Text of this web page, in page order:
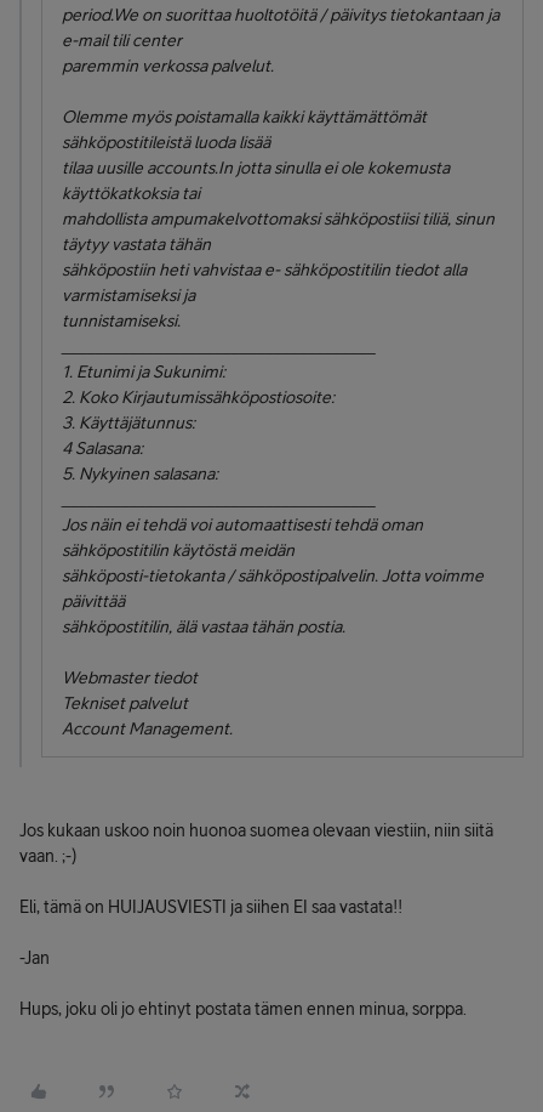
period.We on suorittaa huoltotöitä / päivitys tietokantaan ja
e-mail tili center
paremmin verkossa palvelut.
Olemme myös poistamalla kaikki käyttämättömät
sähköpostitileistä luoda lisää
tilaa uusille accounts.In jotta sinulla ei ole kokemusta
käyttökatkoksia tai
mahdollista ampumakelvottomaksi sähköpostiisi tiliä, sinun
täytyy vastata tähän
sähköpostiin heti vahvistaa e- sähköpostitilin tiedot alla
varmistamiseksi ja
tunnistamiseksi.
1. Etunimi ja Sukunimi:
2. Koko Kirjautumissähköpostiosoite:
3. Käyttäjätunnus:
4 Salasana:
5. Nykyinen salasana:
Jos näin ei tehdä voi automaattisesti tehdä oman
sähköpostitilin käytöstä meidän
sähköposti-tietokanta / sähköpostipalvelin. Jotta voimme
päivittää
sähköpostitilin, älä vastaa tähän postia.
Webmaster tiedot
Tekniset palvelut
Account Management.
Jos kukaan uskoo noin huonoa suomea olevaan viestiin, niin siitä
vaan. ;-)
Eli, tämä on HUIJAUSVIESTI ja siihen EI saa vastata!!
-Jan
Hups, joku oli jo ehtinyt postata tämen ennen minua, sorppa.